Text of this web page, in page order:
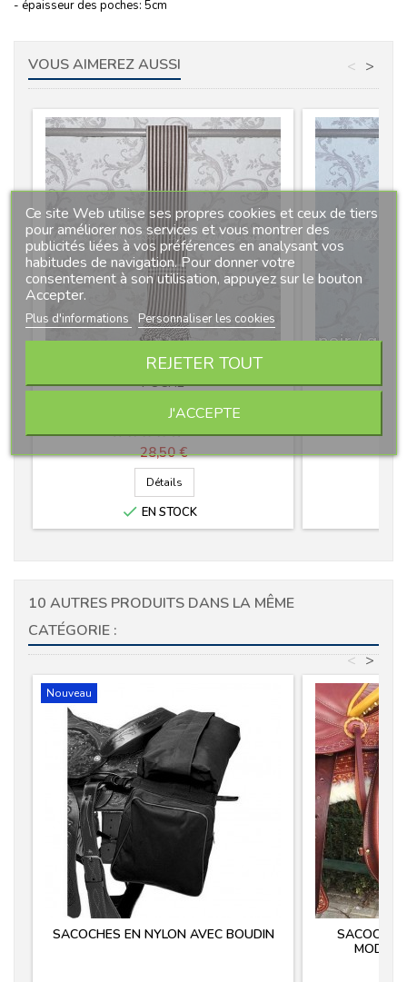
- épaisseur des poches: 5cm
VOUS AIMEREZ AUSSI >
<
MANTA ESTRIBERA EN TOILE SANS
POCHE
0 avis
Prix
28,50 €
Détails
 EN STOCK
10 AUTRES PRODUITS DANS LA MÊME
CATÉGORIE :
>
<
Nouveau
SACOCHES EN NYLON AVEC BOUDIN
Ce site Web utilise ses propres cookies et ceux de tiers
pour améliorer nos services et vous montrer des
publicités liées à vos préférences en analysant vos
habitudes de navigation. Pour donner votre
consentement à son utilisation, appuyez sur le bouton
Accepter.
Plus d'informations Personnaliser les cookies
REJETER TOUT
J'ACCEPTE